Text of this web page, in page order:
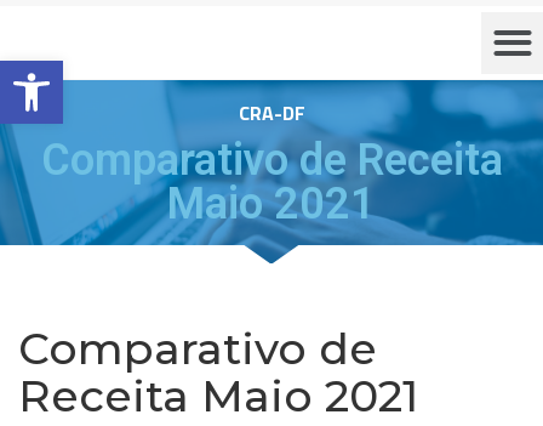
Barra de Ferramentas Aberta
CRA-DF
Comparativo de Receita
Maio 2021
Comparativo de
Receita Maio 2021